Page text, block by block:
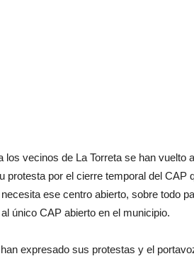
los vecinos de La Torreta se han vuelto
protesta por el cierre temporal del CAP
ese centro abierto, sobre todo
único CAP abierto en el municipio.
expresado sus protestas y el